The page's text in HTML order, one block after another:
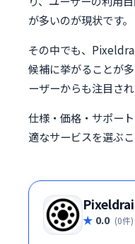
が多いのが現状です。
その中でも、
候補に挙がることが
ーザーからも注目され
仕様・価格・サポー
適なサービスを選ぶこ
0.0 (0件)